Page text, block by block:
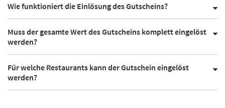
Wie funktioniert die Einlösung des Gutscheins?
Muss der gesamte Wert des Gutscheins komplett eingelöst
werden?
Für welche Restaurants kann der Gutschein eingelöst
werden?